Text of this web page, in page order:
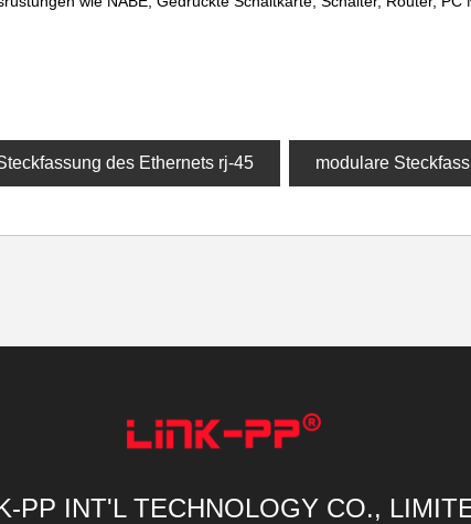
des Ethernets rj-45 modulare
PP INT'L TECHNOLOGY CO.,